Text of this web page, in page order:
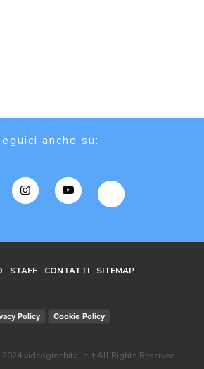
anche su:
STAFF CONTATTI SITEMAP
Policy Cookie Policy
videogiochitalia.it All Rights Reserved